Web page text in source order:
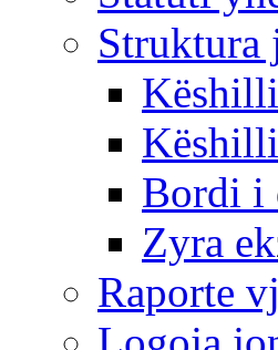
Struktura
Këshilli
Bordi i
Zyra
Raporte